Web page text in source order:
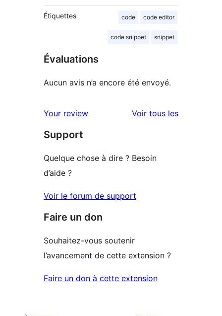
Étiquettes code code editor
code snippet snippet
Évaluations
Aucun avis n’a encore été envoyé.
Your review Voir tous lesavis
Support
Quelque chose à dire ? Besoin
d’aide ?
Voir le forum de support
Faire un don
Souhaitez-vous soutenir
l’avancement de cette extension ?
Faire un don à cette extension